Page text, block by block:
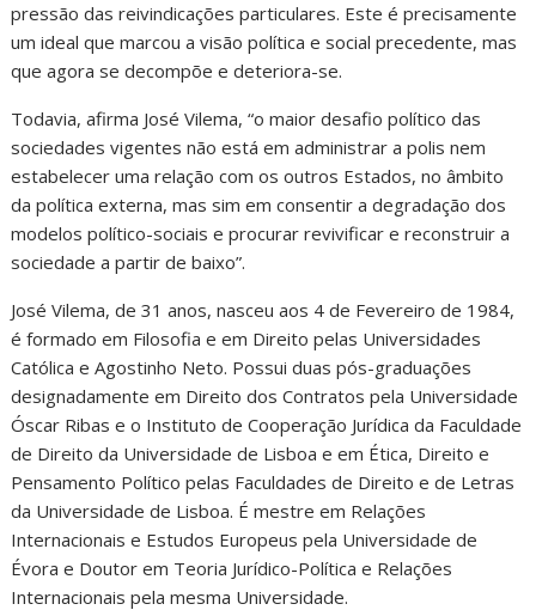
pressão das reivindicações particulares. Este é precisamente
um ideal que marcou a visão política e social precedente, mas
que agora se decompõe e deteriora-se.
Todavia, afirma José Vilema, “o maior desafio político das
sociedades vigentes não está em administrar a polis nem
estabelecer uma relação com os outros Estados, no âmbito
da política externa, mas sim em consentir a degradação dos
modelos político-sociais e procurar revivificar e reconstruir a
sociedade a partir de baixo”.
José Vilema, de 31 anos, nasceu aos 4 de Fevereiro de 1984,
é formado em Filosofia e em Direito pelas Universidades
Católica e Agostinho Neto. Possui duas pós-graduações
designadamente em Direito dos Contratos pela Universidade
Óscar Ribas e o Instituto de Cooperação Jurídica da Faculdade
de Direito da Universidade de Lisboa e em Ética, Direito e
Pensamento Político pelas Faculdades de Direito e de Letras
da Universidade de Lisboa. É mestre em Relações
Internacionais e Estudos Europeus pela Universidade de
Évora e Doutor em Teoria Jurídico-Política e Relações
Internacionais pela mesma Universidade.